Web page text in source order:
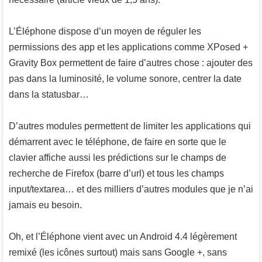
L’Éléphone dispose d’un moyen de réguler les
permissions des app et les applications comme XPosed +
Gravity Box permettent de faire d’autres chose : ajouter des
pas dans la luminosité, le volume sonore, centrer la date
dans la statusbar…
D’autres modules permettent de limiter les applications qui
démarrent avec le téléphone, de faire en sorte que le
clavier affiche aussi les prédictions sur le champs de
recherche de Firefox (barre d’url) et tous les champs
input/textarea… et des milliers d’autres modules que je n’ai
jamais eu besoin.
Oh, et l’Éléphone vient avec un Android 4.4 légèrement
remixé (les icônes surtout) mais sans Google +, sans